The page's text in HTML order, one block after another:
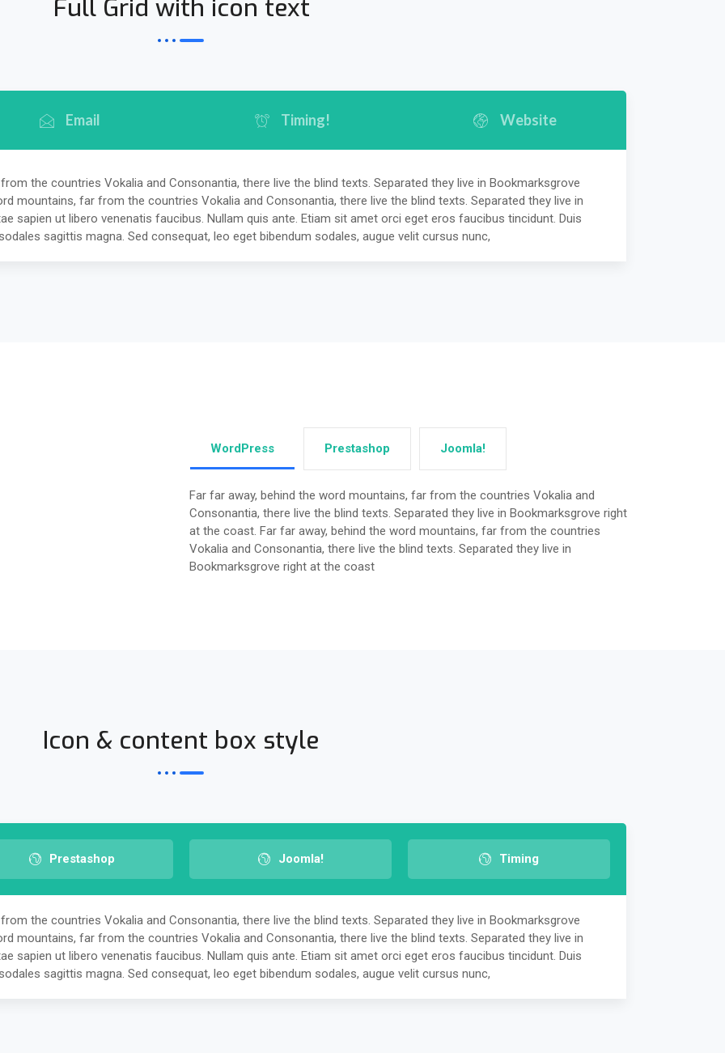
Full Grid with icon text
Email Timing! Website
the countries Vokalia and Consonantia, there live the blind texts. Separated they live in Bookmarksgrove
mountains, far from the countries Vokalia and Consonantia, there live the blind texts. Separated they live in
sapien ut libero venenatis faucibus. Nullam quis ante. Etiam sit amet orci eget eros faucibus tincidunt. Duis
sagittis magna. Sed consequat, leo eget bibendum sodales, augue velit cursus nunc,
WordPress Prestashop Joomla!
Far far away, behind the word mountains, far from the countries Vokalia and
Consonantia, there live the blind texts. Separated they live in Bookmarksgrove right
at the coast. Far far away, behind the word mountains, far from the countries
Vokalia and Consonantia, there live the blind texts. Separated they live in
Bookmarksgrove right at the coast
Icon & content box style
Prestashop Joomla! Timing
the countries Vokalia and Consonantia, there live the blind texts. Separated they live in Bookmarksgrove
mountains, far from the countries Vokalia and Consonantia, there live the blind texts. Separated they live in
sapien ut libero venenatis faucibus. Nullam quis ante. Etiam sit amet orci eget eros faucibus tincidunt. Duis
sagittis magna. Sed consequat, leo eget bibendum sodales, augue velit cursus nunc,